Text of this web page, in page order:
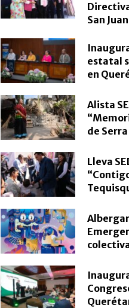
San
estatal
en
Alista
de Serra
Lleva